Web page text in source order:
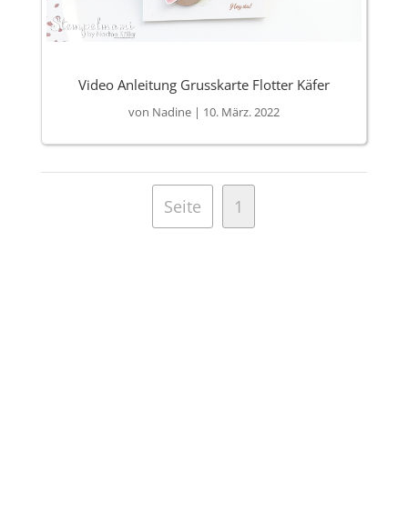
Video Anleitung Grusskarte Flotter Käfer
von Nadine| 10. März. 2022
Seite 1